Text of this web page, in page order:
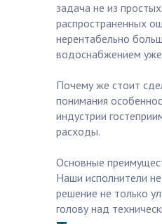
задача не из
распространенных
нерентабельно
водоснабжением уже
Почему же стоит
понимания
индустрии
расходы.
Основные
Наши исполнители
решение не только
голову над